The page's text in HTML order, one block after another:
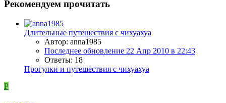
Рекомендуем прочитать
Длительные путешествия с чихуахуа
Автор: anna1985
Последнее обновление 22 Апр 2010 в 22:43
Ответы: 18
Прогулки и путешествия с чихуахуа
P